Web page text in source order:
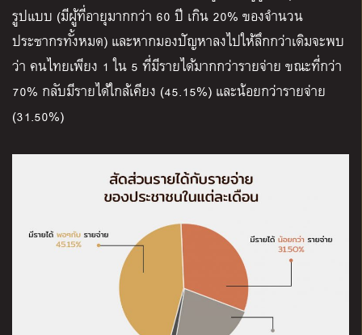
รูปแบบ (มีผู้ที่อายุมากกว่า 60 ปี เกิน 20% ของจำนวน
ประชากรทั้งหมด) และหากมองปัญหาลงไปให้ลึกกว่าเดิมจะพบ
ว่า คนไทยเพียง 1 ใน 5 ที่มีรายได้มากกว่ารายจ่าย ขณะที่กว่า
70% กลับมีรายได้ใกล้เคียง (45.15%) และน้อยกว่ารายจ่าย
(31.50%)